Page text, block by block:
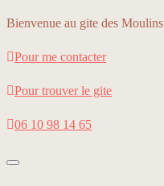
Bienvenue au gite des Moulins
Pour me contacter
Pour trouver le gite
06 10 98 14 65
Toggle